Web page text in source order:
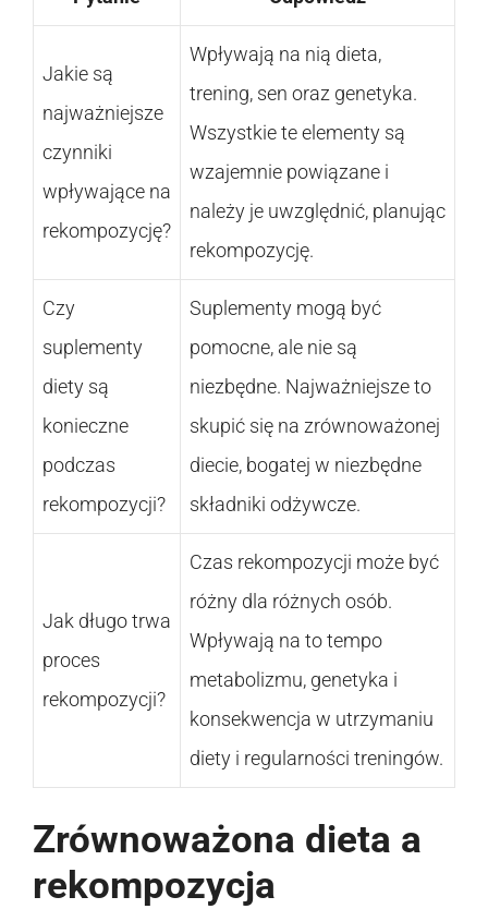
Jakie są
najważniejsze
czynniki
wpływające na
rekompozycję?
Wpływają na nią dieta,
trening, sen oraz genetyka.
Wszystkie te elementy są
wzajemnie powiązane i
należy je uwzględnić, planując
rekompozycję.
Czy
suplementy
diety są
konieczne
podczas
rekompozycji?
Suplementy mogą być
pomocne, ale nie są
niezbędne. Najważniejsze to
skupić się na zrównoważonej
diecie, bogatej w niezbędne
składniki odżywcze.
Jak długo trwa
proces
rekompozycji?
Czas rekompozycji może być
różny dla różnych osób.
Wpływają na to tempo
metabolizmu, genetyka i
konsekwencja w utrzymaniu
diety i regularności treningów.
Zrównoważona dieta a
rekompozycja